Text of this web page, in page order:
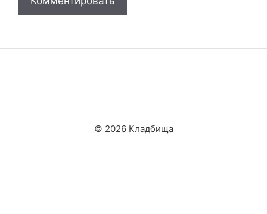
© 2026 Кладбища